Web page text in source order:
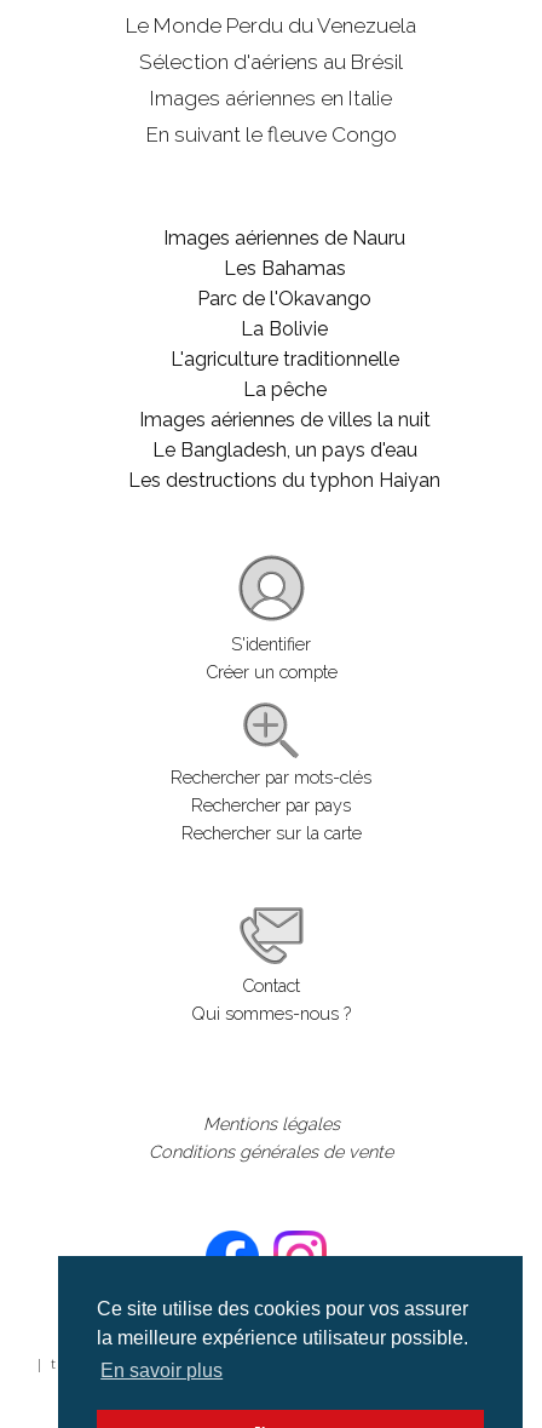
Ce site utilise des cookies pour vos assurer
la meilleure expérience utilisateur possible.
En savoir plus
Le Monde Perdu du Venezuela
Sélection d'aériens au Brésil
Images aériennes en Italie
En suivant le fleuve Congo
Images aériennes de Nauru
Les Bahamas
Parc de l'Okavango
La Bolivie
L'agriculture traditionnelle
La pêche
Images aériennes de villes la nuit
Le Bangladesh, un pays d'eau
Les destructions du typhon Haiyan
S'identifier
Créer un compte
Rechercher par mots-clés
Rechercher par pays
Rechercher sur la carte
Contact
Qui sommes-nous ?
Mentions légales
Conditions générales de vente
©aerialcollection marque déposée 2024
| tous droits réservés | aerialcollection.fr banque d'images
aériennes et documentaires video et cinéma |